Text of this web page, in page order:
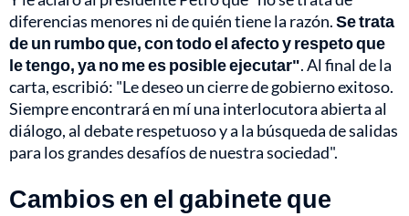
diferencias menores ni de quién tiene la razón.Se trata
de un rumbo que, con todo el afecto y respeto que
le tengo, ya no me es posible ejecutar". Al final de la
carta, escribió: "Le deseo un cierre de gobierno exitoso.
Siempre encontrará en mí una interlocutora abierta al
diálogo, al debate respetuoso y a la búsqueda de salidas
para los grandes desafíos de nuestra sociedad".
Cambios en el gabinete que